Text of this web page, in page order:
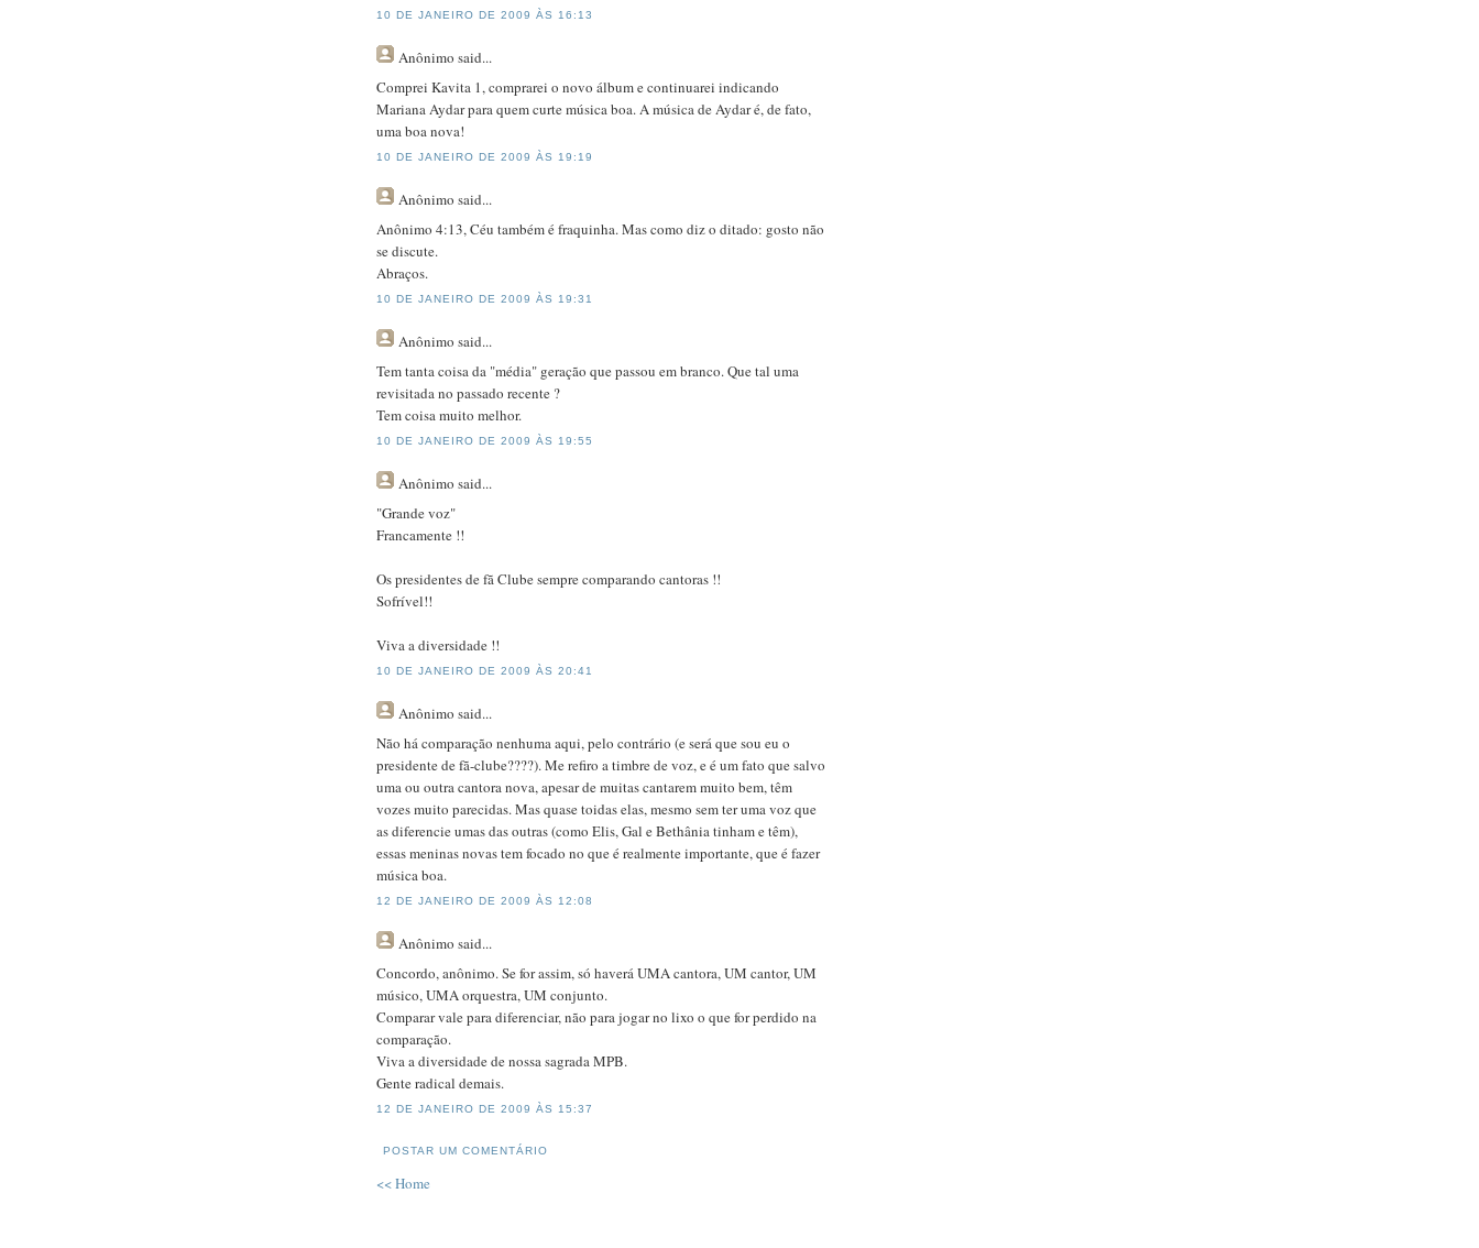
10 DE JANEIRO DE 2009 ÀS 16:13
Anônimo said...
Comprei Kavita 1, comprarei o novo álbum e continuarei indicando
Mariana Aydar para quem curte música boa. A música de Aydar é, de fato,
uma boa nova!
10 DE JANEIRO DE 2009 ÀS 19:19
Anônimo said...
Anônimo 4:13, Céu também é fraquinha. Mas como diz o ditado: gosto não
se discute.
Abraços.
10 DE JANEIRO DE 2009 ÀS 19:31
Anônimo said...
Tem tanta coisa da "média" geração que passou em branco. Que tal uma
revisitada no passado recente ?
Tem coisa muito melhor.
10 DE JANEIRO DE 2009 ÀS 19:55
Anônimo said...
"Grande voz"
Francamente !!
Os presidentes de fã Clube sempre comparando cantoras !!
Sofrível!!
Viva a diversidade !!
10 DE JANEIRO DE 2009 ÀS 20:41
Anônimo said...
Não há comparação nenhuma aqui, pelo contrário (e será que sou eu o
presidente de fã-clube????). Me refiro a timbre de voz, e é um fato que salvo
uma ou outra cantora nova, apesar de muitas cantarem muito bem, têm
vozes muito parecidas. Mas quase toidas elas, mesmo sem ter uma voz que
as diferencie umas das outras (como Elis, Gal e Bethânia tinham e têm),
essas meninas novas tem focado no que é realmente importante, que é fazer
música boa.
12 DE JANEIRO DE 2009 ÀS 12:08
Anônimo said...
Concordo, anônimo. Se for assim, só haverá UMA cantora, UM cantor, UM
músico, UMA orquestra, UM conjunto.
Comparar vale para diferenciar, não para jogar no lixo o que for perdido na
comparação.
Viva a diversidade de nossa sagrada MPB.
Gente radical demais.
12 DE JANEIRO DE 2009 ÀS 15:37
POSTAR UM COMENTÁRIO
<< Home